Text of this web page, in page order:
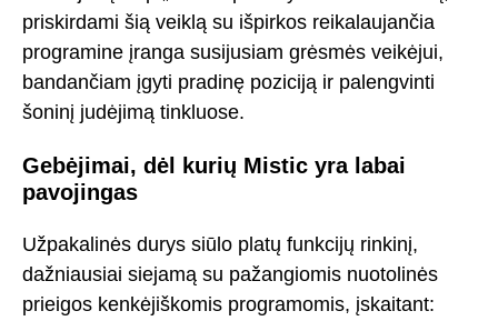
priskirdami šią veiklą su išpirkos reikalaujančia
programine įranga susijusiam grėsmės veikėjui,
bandančiam įgyti pradinę poziciją ir palengvinti
šoninį judėjimą tinkluose.
Gebėjimai, dėl kurių Mistic yra labai
pavojingas
Užpakalinės durys siūlo platų funkcijų rinkinį,
dažniausiai siejamą su pažangiomis nuotolinės
prieigos kenkėjiškomis programomis, įskaitant: